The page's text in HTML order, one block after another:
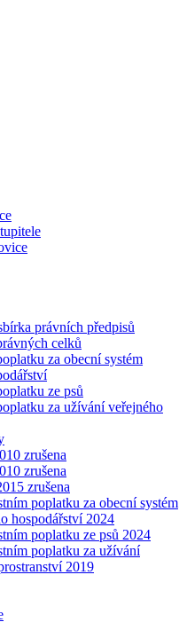
právních předpisů
celků
za obecní systém
ze psů
za užívání veřejného
zrušena
zrušena
zrušena
poplatku za obecní systém
hospodářství 2024
poplatku ze psů 2024
poplatku za užívání
2019